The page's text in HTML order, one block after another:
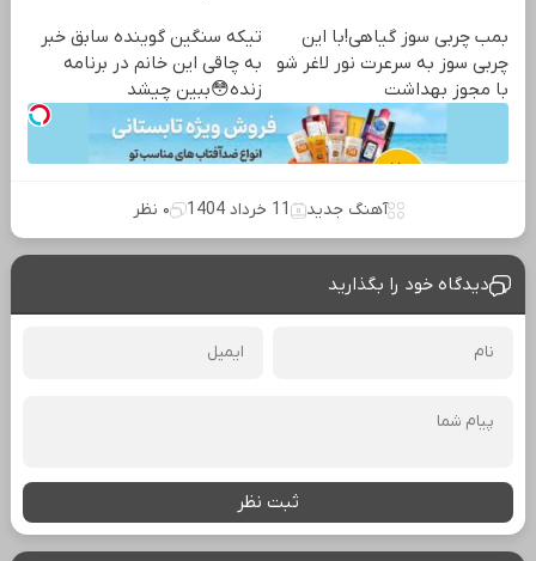
بمب چربی سوز گیاهی!با این
چربی سوز به سرعرت نور لاغر شو
با مجوز بهداشت
تیکه سنگین گوینده سابق خبر
به چاقی این خانم در برنامه
زنده😳ببین چیشد
آهنگ جدید 11 خرداد 1404 ۰ نظر
دیدگاه خود را بگذارید
ثبت نظر